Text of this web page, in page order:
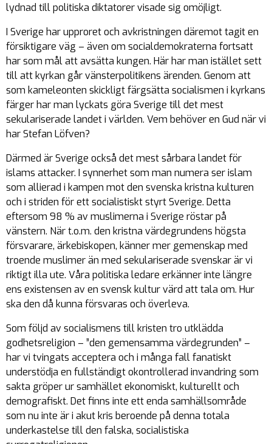
lydnad till politiska diktatorer visade sig omöjligt.
I Sverige har upproret och avkristningen däremot tagit en
försiktigare väg – även om socialdemokraterna fortsatt
har som mål att avsätta kungen. Här har man istället sett
till att kyrkan går vänsterpolitikens ärenden. Genom att
som kameleonten skickligt färgsätta socialismen i kyrkans
färger har man lyckats göra Sverige till det mest
sekulariserade landet i världen. Vem behöver en Gud när vi
har Stefan Löfven?
Därmed är Sverige också det mest sårbara landet för
islams attacker. I synnerhet som man numera ser islam
som allierad i kampen mot den svenska kristna kulturen
och i striden för ett socialistiskt styrt Sverige. Detta
eftersom 98 % av muslimerna i Sverige röstar på
vänstern. När t.o.m. den kristna värdegrundens högsta
försvarare, ärkebiskopen, känner mer gemenskap med
troende muslimer än med sekulariserade svenskar är vi
riktigt illa ute. Våra politiska ledare erkänner inte längre
ens existensen av en svensk kultur värd att tala om. Hur
ska den då kunna försvaras och överleva.
Som följd av socialismens till kristen tro utklädda
godhetsreligion – ”den gemensamma värdegrunden” –
har vi tvingats acceptera och i många fall fanatiskt
understödja en fullständigt okontrollerad invandring som
sakta gröper ur samhället ekonomiskt, kulturellt och
demografiskt. Det finns inte ett enda samhällsområde
som nu inte är i akut kris beroende på denna totala
underkastelse till den falska, socialistiska